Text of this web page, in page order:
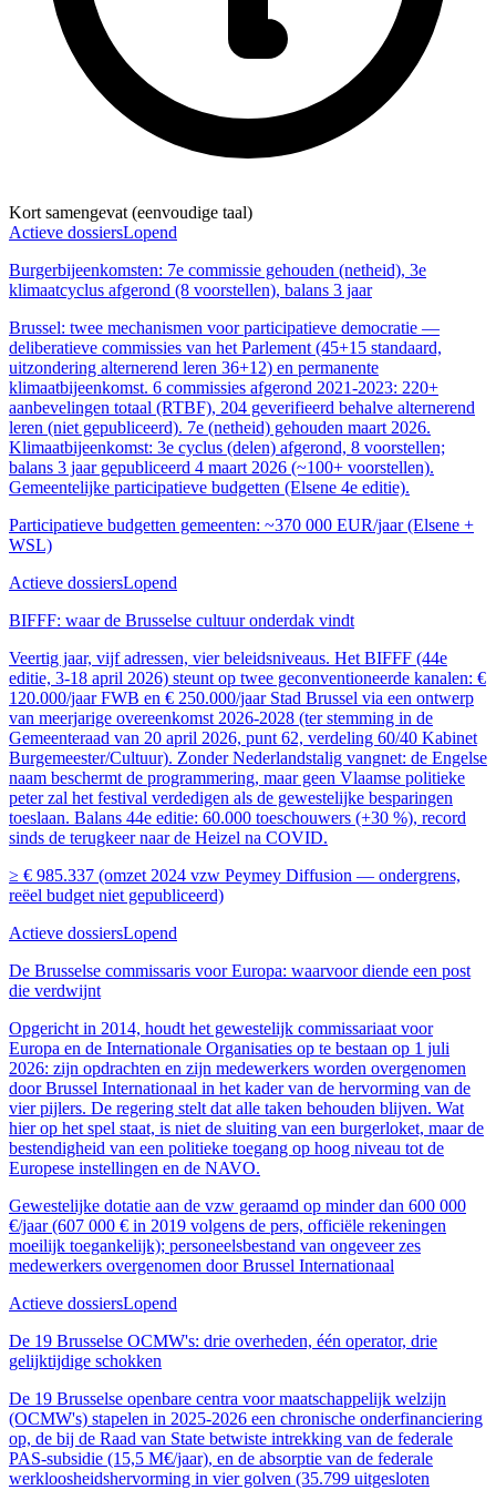
Kort samengevat (eenvoudige taal)
Actieve dossiersLopend
Burgerbijeenkomsten: 7e commissie gehouden (netheid), 3e
klimaatcyclus afgerond (8 voorstellen), balans 3 jaar
Brussel: twee mechanismen voor participatieve democratie —
deliberatieve commissies van het Parlement (45+15 standaard,
uitzondering alternerend leren 36+12) en permanente
klimaatbijeenkomst. 6 commissies afgerond 2021-2023: 220+
aanbevelingen totaal (RTBF), 204 geverifieerd behalve alternerend
leren (niet gepubliceerd). 7e (netheid) gehouden maart 2026.
Klimaatbijeenkomst: 3e cyclus (delen) afgerond, 8 voorstellen;
balans 3 jaar gepubliceerd 4 maart 2026 (~100+ voorstellen).
Gemeentelijke participatieve budgetten (Elsene 4e editie).
Participatieve budgetten gemeenten: ~370 000 EUR/jaar (Elsene +
WSL)
Actieve dossiersLopend
BIFFF: waar de Brusselse cultuur onderdak vindt
Veertig jaar, vijf adressen, vier beleidsniveaus. Het BIFFF (44e
editie, 3-18 april 2026) steunt op twee geconventioneerde kanalen: €
120.000/jaar FWB en € 250.000/jaar Stad Brussel via een ontwerp
van meerjarige overeenkomst 2026-2028 (ter stemming in de
Gemeenteraad van 20 april 2026, punt 62, verdeling 60/40 Kabinet
Burgemeester/Cultuur). Zonder Nederlandstalig vangnet: de Engelse
naam beschermt de programmering, maar geen Vlaamse politieke
peter zal het festival verdedigen als de gewestelijke besparingen
toeslaan. Balans 44e editie: 60.000 toeschouwers (+30 %), record
sinds de terugkeer naar de Heizel na COVID.
≥ € 985.337 (omzet 2024 vzw Peymey Diffusion — ondergrens,
reëel budget niet gepubliceerd)
Actieve dossiersLopend
De Brusselse commissaris voor Europa: waarvoor diende een post
die verdwijnt
Opgericht in 2014, houdt het gewestelijk commissariaat voor
Europa en de Internationale Organisaties op te bestaan op 1 juli
2026: zijn opdrachten en zijn medewerkers worden overgenomen
door Brussel Internationaal in het kader van de hervorming van de
vier pijlers. De regering stelt dat alle taken behouden blijven. Wat
hier op het spel staat, is niet de sluiting van een burgerloket, maar de
bestendigheid van een politieke toegang op hoog niveau tot de
Europese instellingen en de NAVO.
Gewestelijke dotatie aan de vzw geraamd op minder dan 600 000
€/jaar (607 000 € in 2019 volgens de pers, officiële rekeningen
moeilijk toegankelijk); personeelsbestand van ongeveer zes
medewerkers overgenomen door Brussel Internationaal
Actieve dossiersLopend
De 19 Brusselse OCMW's: drie overheden, één operator, drie
gelijktijdige schokken
De 19 Brusselse openbare centra voor maatschappelijk welzijn
(OCMW's) stapelen in 2025-2026 een chronische onderfinanciering
op, de bij de Raad van State betwiste intrekking van de federale
PAS-subsidie (15,5 M€/jaar), en de absorptie van de federale
werkloosheidshervorming in vier golven (35.799 uitgesloten